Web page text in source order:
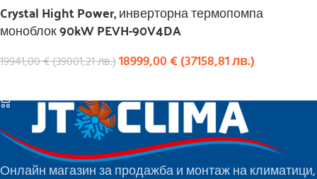
Crystal Hight Power, инверторна термопомпа
моноблок 90kW PEVH-90V4DA
19941,00€(39001,21лв.)18999,00€(37158,81лв.)
Онлайн магазин за продажба и монтаж на климатици,